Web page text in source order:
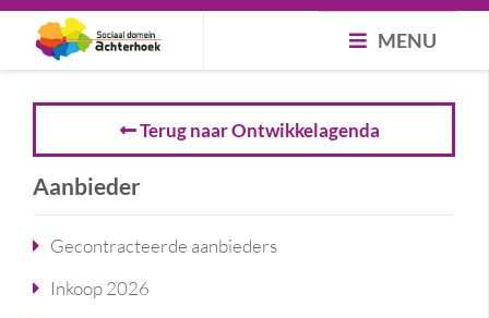
MENU
Terug naar Ontwikkelagenda
Aanbieder
Gecontracteerde aanbieders
Inkoop 2026